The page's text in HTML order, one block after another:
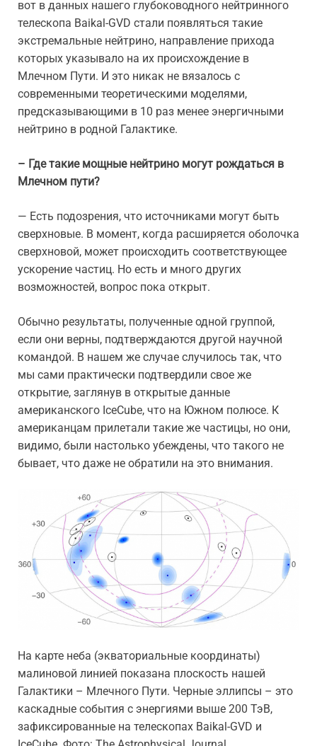
вот в данных нашего глубоководного нейтринного
телескопа Baikal-GVD стали появляться такие
экстремальные нейтрино, направление прихода
которых указывало на их происхождение в
Млечном Пути. И это никак не вязалось с
современными теоретическими моделями,
предсказывающими в 10 раз менее энергичными
нейтрино в родной Галактике.
– Где такие мощные нейтрино могут рождаться в
Млечном пути?
— Есть подозрения, что источниками могут быть
сверхновые. В момент, когда расширяется оболочка
сверхновой, может происходить соответствующее
ускорение частиц. Но есть и много других
возможностей, вопрос пока открыт.
Обычно результаты, полученные одной группой,
если они верны, подтверждаются другой научной
командой. В нашем же случае случилось так, что
мы сами практически подтвердили свое же
открытие, заглянув в открытые данные
американского IceCube, что на Южном полюсе. К
американцам прилетали такие же частицы, но они,
видимо, были настолько убеждены, что такого не
бывает, что даже не обратили на это внимания.
На карте неба (экваториальные координаты)
малиновой линией показана плоскость нашей
Галактики – Млечного Пути. Черные эллипсы – это
каскадные события с энергиями выше 200 ТэВ,
зафиксированные на телескопах Baikal-GVD и